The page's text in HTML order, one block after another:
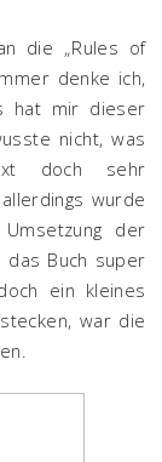
die „Rules of
denke ich,
hat mir dieser
nicht, was
doch sehr
wurde
der
das Buch super
ein kleines
war die